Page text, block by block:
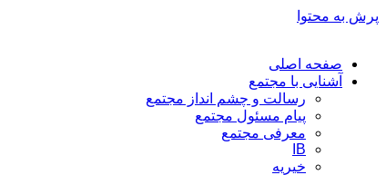
پرش به محتوا
صفحه اصلی
آشنایی با مجتمع
رسالت و چشم انداز مجتمع
پیام مسئول مجتمع
معرفی مجتمع
IB
خیریه